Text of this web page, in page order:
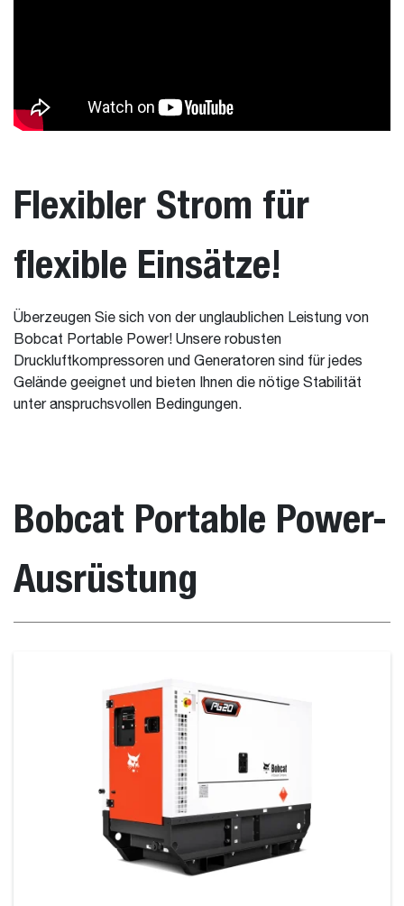
Flexibler Strom für
flexible Einsätze!
Überzeugen Sie sich von der unglaublichen Leistung von
Bobcat Portable Power! Unsere robusten
Druckluftkompressoren und Generatoren sind für jedes
Gelände geeignet und bieten Ihnen die nötige Stabilität
unter anspruchsvollen Bedingungen.
Bobcat Portable Power-
Ausrüstung